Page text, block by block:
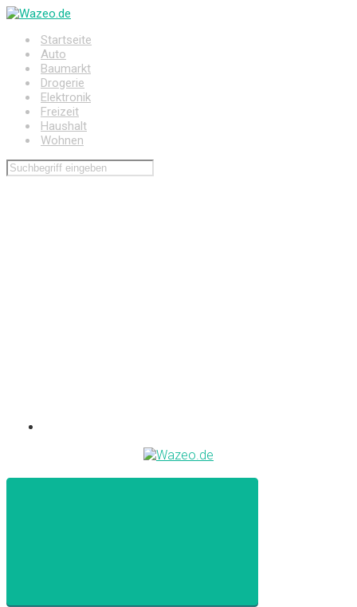
Zum
springenStartseite
Auto
Baumarkt
Drogerie
Elektronik
Freizeit
Haushalt
Wohnen